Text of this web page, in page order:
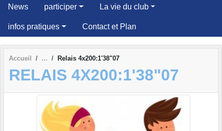
News participer La vie du club
infos pratiques Contact et Plan
Accueil Relais 4x200:1'38"07
RELAIS 4X200:1'38"07